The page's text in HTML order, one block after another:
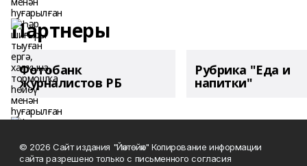
Партнеры
Фотобанк
журналистов РБ
Рубрика "Еда и
напитки"
© 2026 Сайт издания "Йәнтөйәк" Копирование информации
сайта разрешено только с письменного согласия